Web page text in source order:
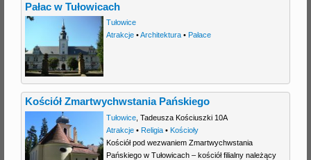
Pałac w Tułowicach
Tułowice
Atrakcje•Architektura• Pałace
Kościół Zmartwychwstania Pańskiego
Tułowice, Tadeusza Kościuszki 10A
Atrakcje• Religia• Kościoły
Kościół pod wezwaniem Zmartwychwstania
Pańskiego w Tułowicach – kościół filialny należący